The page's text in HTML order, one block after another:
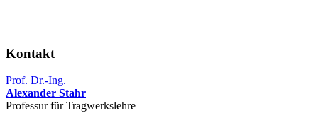
Kontakt
Prof. Dr.-Ing.
Alexander Stahr
Professur für Tragwerkslehre